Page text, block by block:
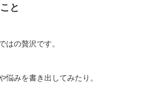
と
の贅沢です。
みを書き出してみたり。